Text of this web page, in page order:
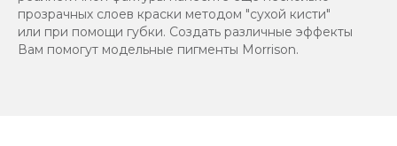
прозрачных слоев краски методом "сухой кисти"
или при помощи губки. Создать различные эффекты
Вам помогут модельные пигменты Morrison.